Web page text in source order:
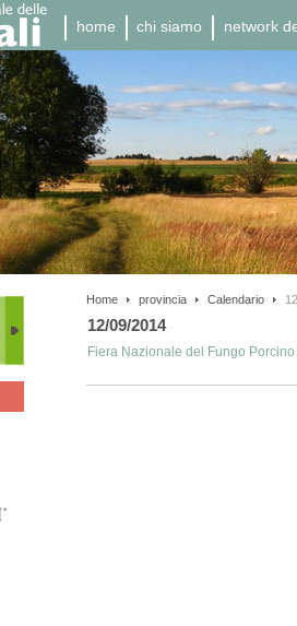
home chi siamo network
Home provincia Calendario
12/09/2014
Fiera Nazionale del Fungo